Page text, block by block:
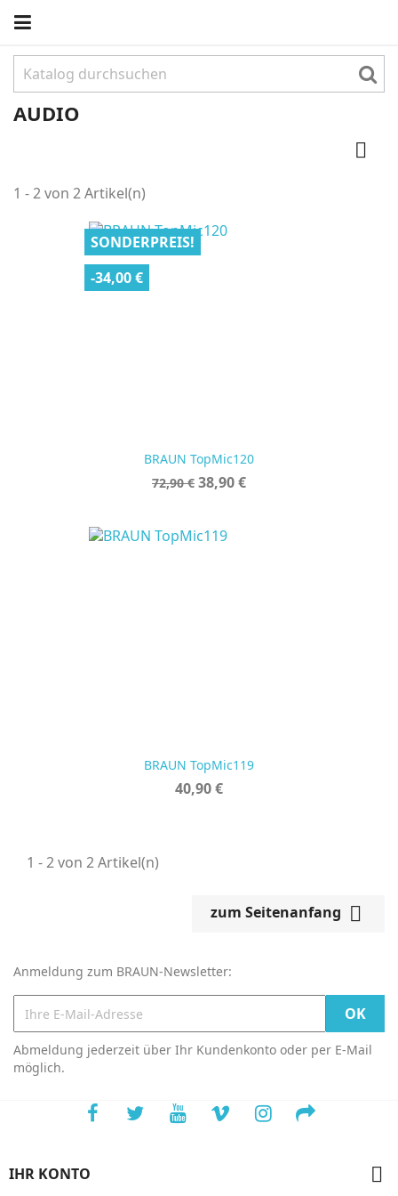
AUDIO

1 - 2 von 2 Artikel(n)
BRAUN TopMic120
Verkaufspreis
72,90 € Preis
38,90 €
SONDERPREIS!
-34,00 €
BRAUN TopMic119
Preis
40,90 €
1 - 2 von 2 Artikel(n)
zum Seitenanfang 
Anmeldung zum BRAUN-Newsletter:
Abmeldung jederzeit über Ihr Kundenkonto oder per E-Mail
möglich.
IHR KONTO 